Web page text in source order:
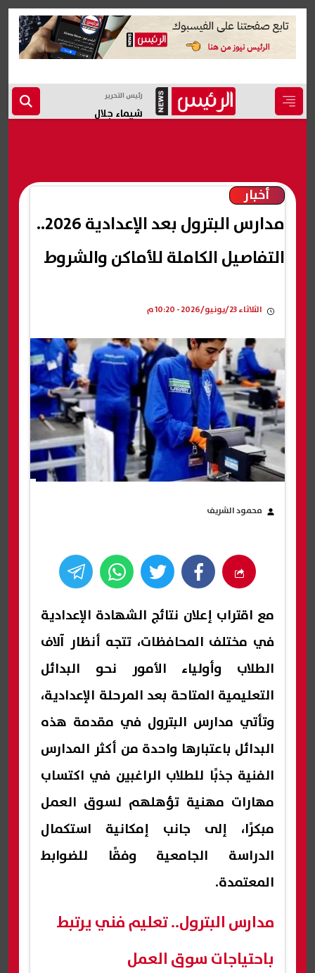
رئيس التحرير
شيماء جلال
أخبار
مدارس البترول بعد الإعدادية 2026..
التفاصيل الكاملة للأماكن والشروط
الثلاثاء 23/يونيو/2026 - 10:20 م
محمود الشريف
مع اقتراب إعلان نتائج الشهادة الإعدادية
في مختلف المحافظات، تتجه أنظار آلاف
الطلاب وأولياء الأمور نحو البدائل
التعليمية المتاحة بعد المرحلة الإعدادية،
وتأتي مدارس البترول في مقدمة هذه
البدائل باعتبارها واحدة من أكثر المدارس
الفنية جذبًا للطلاب الراغبين في اكتساب
مهارات مهنية تؤهلهم لسوق العمل
مبكرًا، إلى جانب إمكانية استكمال
الدراسة الجامعية وفقًا للضوابط
المعتمدة.
مدارس البترول.. تعليم فني يرتبط
باحتياجات سوق العمل